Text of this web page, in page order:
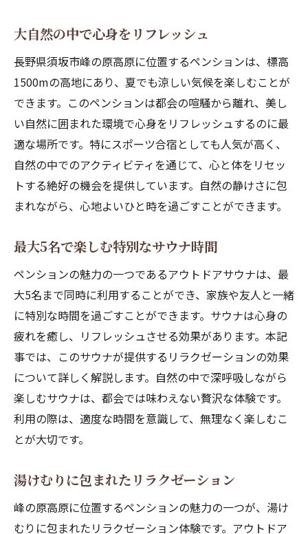
大自然の中で心身をリフレッシュ
長野県須坂市峰の原高原に位置するペンションは、標高
1500mの高地にあり、夏でも涼しい気候を楽しむことが
できます。このペンションは都会の喧騒から離れ、美し
い自然に囲まれた環境で心身をリフレッシュするのに最
適な場所です。特にスポーツ合宿としても人気が高く、
自然の中でのアクティビティを通じて、心と体をリセッ
トする絶好の機会を提供しています。自然の静けさに包
まれながら、心地よいひと時を過ごすことができます。
最大5名で楽しむ特別なサウナ時間
ペンションの魅力の一つであるアウトドアサウナは、最
大5名まで同時に利用することができ、家族や友人と一緒
に特別な時間を過ごすことができます。サウナは心身の
疲れを癒し、リフレッシュさせる効果があります。本記
事では、このサウナが提供するリラクゼーションの効果
について詳しく解説します。自然の中で深呼吸しながら
楽しむサウナは、都会では味わえない贅沢な体験です。
利用の際は、適度な時間を意識して、無理なく楽しむこ
とが大切です。
湯けむりに包まれたリラクゼーション
峰の原高原に位置するペンションの魅力の一つが、湯け
むりに包まれたリラクゼーション体験です。アウトドア